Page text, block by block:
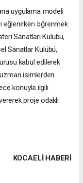
uygulama modeli
eğlenirken öğrenmek
Sanatları Kulübü,
Sanatlar Kulübü,
kabul edilerek
uzman isimlerden
konuyla ilgili
proje odaklı
KOCAELI HABERİ